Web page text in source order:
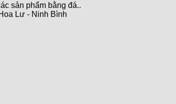
sản phẩm bằng đá..
Lư - Ninh Bình